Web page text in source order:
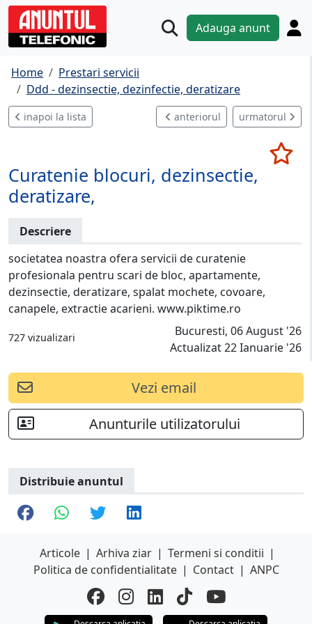
Adauga anunt
Home
Prestari servicii
Ddd - dezinsectie, dezinfectie, deratizare
inapoi la lista anteriorul urmatorul
Curatenie blocuri, dezinsectie,
deratizare,
Descriere
societatea noastra ofera servicii de curatenie
profesionala pentru scari de bloc, apartamente,
dezinsectie, deratizare, spalat mochete, covoare,
canapele, extractie acarieni. www.piktime.ro
727 vizualizari
Bucuresti, 06 August '26
Actualizat 22 Ianuarie '26
Vezi email
Anunturile utilizatorului
Distribuie anuntul
Articole | Arhiva ziar | Termeni si conditii |
Politica de confidentialitate | Contact | ANPC